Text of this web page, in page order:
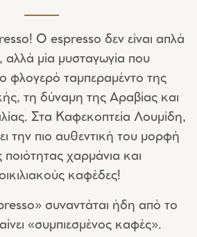
Ο espresso δεν είναι απλά
αλλά μία μυσταγωγία που
φλογερό ταμπεραμέντο της
τη δύναμη της Αραβίας και
Στα Καφεκοπτεία Λουμίδη,
την πιο αυθεντική του μορφή
χαρμάνια και
καφέδες!
συναντάται ήδη από το
«συμπιεσμένος καφές».